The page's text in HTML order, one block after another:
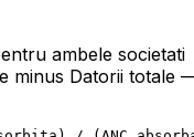
ambele societati
minus Datorii totale